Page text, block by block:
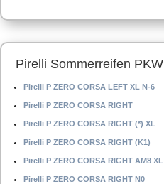
Pirelli Sommerreifen PKW
Pirelli P ZERO CORSA LEFT XL N-6
Pirelli P ZERO CORSA RIGHT
Pirelli P ZERO CORSA RIGHT (*) XL
Pirelli P ZERO CORSA RIGHT (K1)
Pirelli P ZERO CORSA RIGHT AM8 XL
Pirelli P ZERO CORSA RIGHT N0